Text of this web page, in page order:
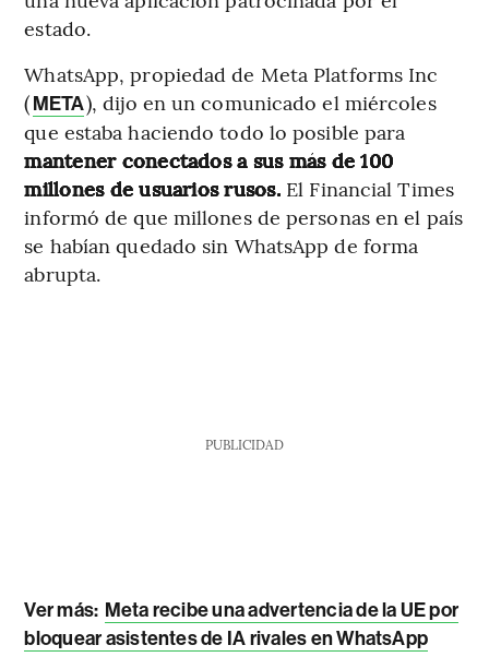
estado.
WhatsApp, propiedad de Meta Platforms Inc
(META), dijo en un comunicado el miércoles
que estaba haciendo todo lo posible para
mantener conectados a sus más de 100
millones de usuarios rusos. El Financial Times
informó de que millones de personas en el país
se habían quedado sin WhatsApp de forma
abrupta.
PUBLICIDAD
Ver más: Meta recibe una advertencia de la UE por
bloquear asistentes de IA rivales en WhatsApp